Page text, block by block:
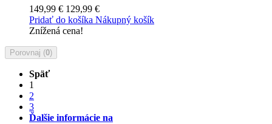
149,99 € 129,99 €
Pridať do košíka Nákupný košík
Znížená cena!
Porovnaj (0)
Späť
1
2
3
Ďalšie informácie na